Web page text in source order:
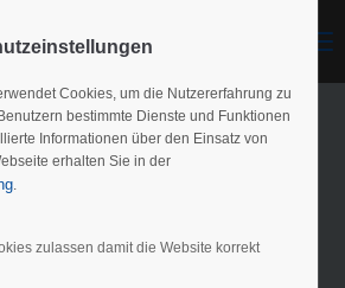
Cookies, um die Nutzererfahrung zu
bestimmte Dienste und Funktionen
Informationen über den Einsatz von
erhalten Sie in der
.
zulassen damit die Website korrekt